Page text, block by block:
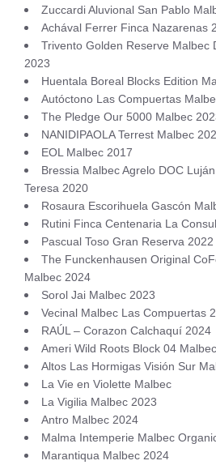
Zuccardi Aluvional San Pablo
Achával Ferrer Finca Nazarenas
Trivento Golden Reserve Malbec
2023
Huentala Boreal Blocks Edition
Autóctono Las Compuertas
The Pledge Our 5000 Malbec
NANIDIPAOLA Terrest Malbec
EOL Malbec 2017
Bressia Malbec Agrelo DOC
Teresa 2020
Rosaura Escorihuela Gascón
Rutini Finca Centenaria La
Pascual Toso Gran Reserva 2022
The Funckenhausen Original
Malbec 2024
Sorol Jai Malbec 2023
Vecinal Malbec Las Compuertas
RAÚL – Corazon Calchaquí 2024
Ameri Wild Roots Block 04
Altos Las Hormigas Visión Sur
La Vie en Violette Malbec
La Vigilia Malbec 2023
Antro Malbec 2024
Malma Intemperie Malbec
Marantiqua Malbec 2024